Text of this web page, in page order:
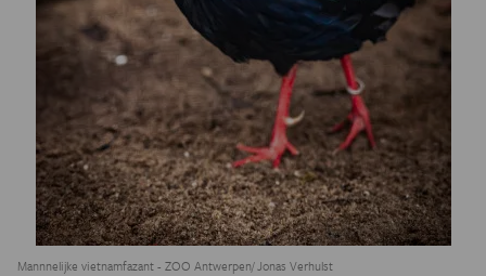
Mannnelijke vietnamfazant - ZOO Antwerpen/ Jonas Verhulst